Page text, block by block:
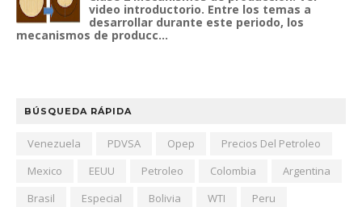
video introductorio. Entre los temas a
desarrollar durante este periodo, los
mecanismos de producc...
BÚSQUEDA RÁPIDA
Venezuela PDVSA Opep
Precios Del Petroleo
Mexico
EEUU Petroleo Colombia
Argentina
Brasil
Especial Bolivia WTI
Peru